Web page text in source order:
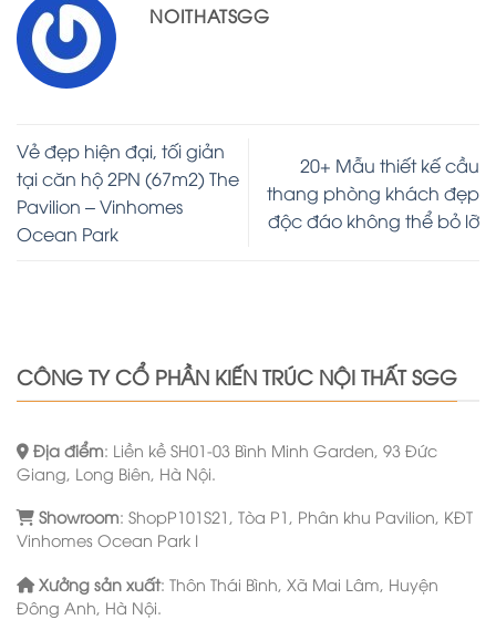
NOITHATSGG
Vẻ đẹp hiện đại, tối giản
tại căn hộ 2PN (67m2) The
Pavilion – Vinhomes
Ocean Park
20+ Mẫu thiết kế cầu
thang phòng khách đẹp
độc đáo không thể bỏ lỡ
CÔNG TY CỔ PHẦN KIẾN TRÚC NỘI THẤT SGG
Địa điểm: Liền kề SH01-03 Bình Minh Garden, 93 Đức
Giang, Long Biên, Hà Nội.
Showroom: ShopP101S21, Tòa P1, Phân khu Pavilion, KĐT
Vinhomes Ocean Park I
Xưởng sản xuất: Thôn Thái Bình, Xã Mai Lâm, Huyện
Đông Anh, Hà Nội.